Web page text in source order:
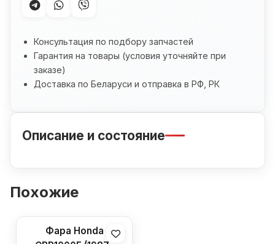
Консультация по подбору запчастей
Гарантия на товары (условия уточняйте при
заказе)
Доставка по Беларуси и отправка в РФ, РК
Описание и состояние
Похожие
Фара Honda